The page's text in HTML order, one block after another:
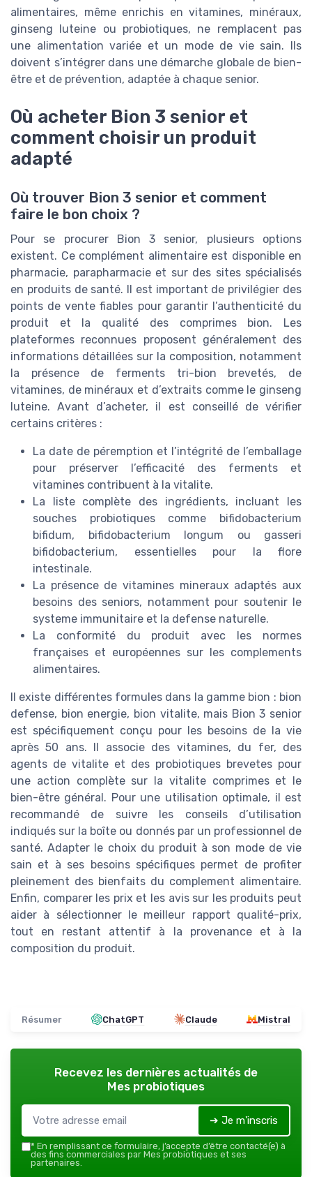
alimentaires, même enrichis en vitamines, minéraux,
ginseng luteine ou probiotiques, ne remplacent pas
une alimentation variée et un mode de vie sain. Ils
doivent s’intégrer dans une démarche globale de bien-
être et de prévention, adaptée à chaque senior.
Où acheter Bion 3 senior et
comment choisir un produit
adapté
Où trouver Bion 3 senior et comment
faire le bon choix ?
Pour se procurer Bion 3 senior, plusieurs options
existent. Ce complément alimentaire est disponible en
pharmacie, parapharmacie et sur des sites spécialisés
en produits de santé. Il est important de privilégier des
points de vente fiables pour garantir l’authenticité du
produit et la qualité des comprimes bion. Les
plateformes reconnues proposent généralement des
informations détaillées sur la composition, notamment
la présence de ferments tri-bion brevetés, de
vitamines, de minéraux et d’extraits comme le ginseng
luteine. Avant d’acheter, il est conseillé de vérifier
certains critères :
La date de péremption et l’intégrité de l’emballage
pour préserver l’efficacité des ferments et
vitamines contribuent à la vitalite.
La liste complète des ingrédients, incluant les
souches probiotiques comme bifidobacterium
bifidum, bifidobacterium longum ou gasseri
bifidobacterium, essentielles pour la flore
intestinale.
La présence de vitamines mineraux adaptés aux
besoins des seniors, notamment pour soutenir le
systeme immunitaire et la defense naturelle.
La conformité du produit avec les normes
françaises et européennes sur les complements
alimentaires.
Il existe différentes formules dans la gamme bion : bion
defense, bion energie, bion vitalite, mais Bion 3 senior
est spécifiquement conçu pour les besoins de la vie
après 50 ans. Il associe des vitamines, du fer, des
agents de vitalite et des probiotiques brevetes pour
une action complète sur la vitalite comprimes et le
bien-être général. Pour une utilisation optimale, il est
recommandé de suivre les conseils d’utilisation
indiqués sur la boîte ou donnés par un professionnel de
santé. Adapter le choix du produit à son mode de vie
sain et à ses besoins spécifiques permet de profiter
pleinement des bienfaits du complement alimentaire.
Enfin, comparer les prix et les avis sur les produits peut
aider à sélectionner le meilleur rapport qualité-prix,
tout en restant attentif à la provenance et à la
composition du produit.
Résumer ChatGPT Claude Mistral
Recevez les dernières actualités de
Mes probiotiques
➔ Je m'inscris
* En remplissant ce formulaire, j’accepte d’être contacté(e) à
des fins commerciales par Mes probiotiques et ses
partenaires.